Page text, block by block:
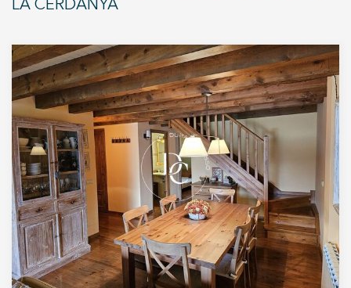
LA CERDANYA
Ils permettent le suivi et l'analyse du comportement des
Web pour l'élaboration des profils de navigation des
utilisateurs afin d'introduire des améliorations basées sur
l'analyse des données d'utilisation effectuée par les
utilisateurs du service. . Ils nous permettent de
sauvegarder les informations de préférence de l'utilisateur
pour améliorer la qualité de nos services et offrir une
meilleure expérience grâce aux produits recommandés.
Marketing et Publicité
Ces cookies sont utilisés pour stocker des informations sur
les préférences et les choix personnels de l'utilisateur
grâce à l'observation continue de ses habitudes de
navigation. Grâce à eux, nous pouvons connaître les
habitudes de navigation sur le site Web et afficher des
publicités liées au profil de navigation de l'utilisateur.